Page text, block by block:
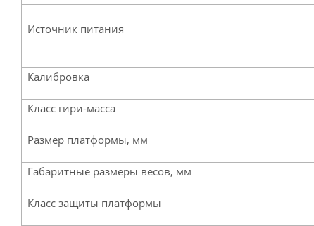
Источник питания
Калибровка
Класс гири-масса
Размер платформы, мм
Габаритные размеры весов, мм
Класс защиты платформы